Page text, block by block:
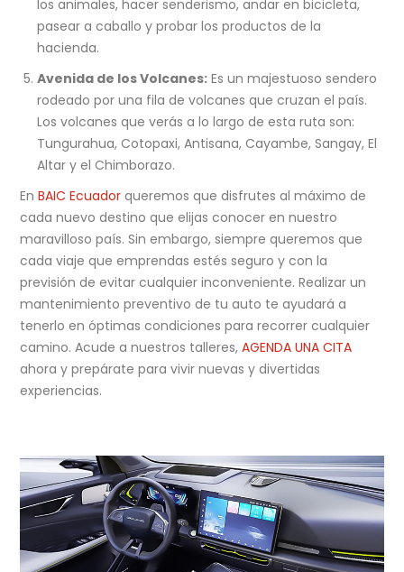
los animales, hacer senderismo, andar en bicicleta,
pasear a caballo y probar los productos de la
hacienda.
Avenida de los Volcanes:Es un majestuoso sendero
rodeado por una fila de volcanes que cruzan el país.
Los volcanes que verás a lo largo de esta ruta son:
Tungurahua, Cotopaxi, Antisana, Cayambe, Sangay, El
Altar y el Chimborazo.
EnBAIC Ecuador queremos que disfrutes al máximo de
cada nuevo destino que elijas conocer en nuestro
maravilloso país. Sin embargo, siempre queremos que
cada viaje que emprendas estés seguro y con la
previsión de evitar cualquier inconveniente. Realizar un
mantenimiento preventivo de tu auto te ayudará a
tenerlo en óptimas condiciones para recorrer cualquier
camino. Acude a nuestros talleres,AGENDA UNA CITA
ahora y prepárate para vivir nuevas y divertidas
experiencias.